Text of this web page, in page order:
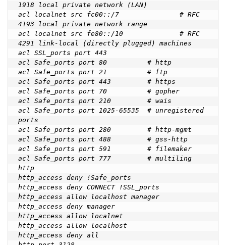
1918 local private network (LAN)
acl localnet src fc00::/7               # RFC
4193 local private network range
acl localnet src fe80::/10              # RFC
4291 link-local (directly plugged) machines
acl SSL_ports port 443
acl Safe_ports port 80          # http
acl Safe_ports port 21          # ftp
acl Safe_ports port 443         # https
acl Safe_ports port 70          # gopher
acl Safe_ports port 210         # wais
acl Safe_ports port 1025-65535  # unregistered
ports
acl Safe_ports port 280         # http-mgmt
acl Safe_ports port 488         # gss-http
acl Safe_ports port 591         # filemaker
acl Safe_ports port 777         # multiling
http
http_access deny !Safe_ports
http_access deny CONNECT !SSL_ports
http_access allow localhost manager
http_access deny manager
http_access allow localnet
http_access allow localhost
http_access deny all